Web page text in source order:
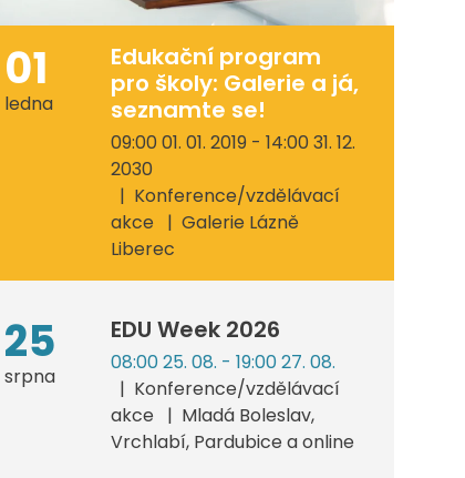
01
ledna
Edukační program
pro školy: Galerie a já,
seznamte se!
09:00 01. 01. 2019 - 14:00 31. 12.
2030
Konference/vzdělávací
akce
Galerie Lázně
Liberec
25
srpna
EDU Week 2026
08:00 25. 08. - 19:00 27. 08.
Konference/vzdělávací
akce
Mladá Boleslav,
Vrchlabí, Pardubice a online